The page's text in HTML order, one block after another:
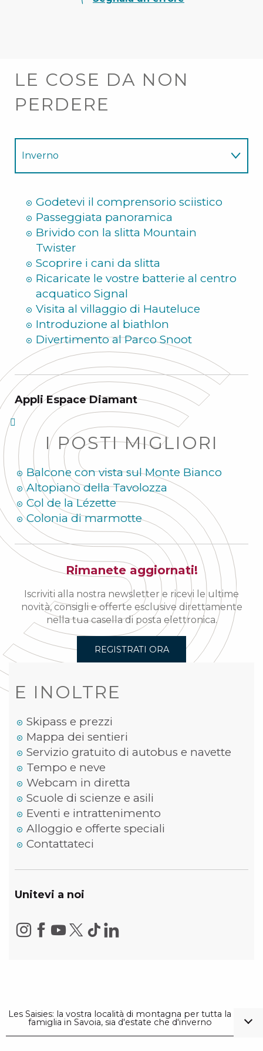
LE COSE DA NON
PERDERE
Inverno
Godetevi il comprensorio sciistico
Passeggiata panoramica
Brivido con la slitta Mountain
Twister
Scoprire i cani da slitta
Ricaricate le vostre batterie al centro
acquatico Signal
Visita al villaggio di Hauteluce
Introduzione al biathlon
Divertimento al Parco Snoot
Appli Espace Diamant
I POSTI MIGLIORI
Balcone con vista sul Monte Bianco
Altopiano della Tavolozza
Col de la Lézette
Colonia di marmotte
Rimanete aggiornati!
Iscriviti alla nostra newsletter e ricevi le ultime
novità, consigli e offerte esclusive direttamente
nella tua casella di posta elettronica.
REGISTRATI ORA
E INOLTRE
Skipass e prezzi
Mappa dei sentieri
Servizio gratuito di autobus e navette
Tempo e neve
Webcam in diretta
Scuole di scienze e asili
Eventi e intrattenimento
Alloggio e offerte speciali
Contattateci
Unitevi a noi
Les Saisies: la vostra località di montagna per tutta la
famiglia in Savoia, sia d'estate che d'inverno